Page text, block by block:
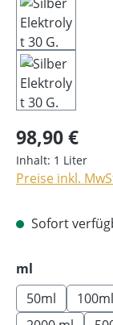
98,90 €
Inhalt: 1 Liter
Preise inkl.
Sofort
ml
50ml
100ml